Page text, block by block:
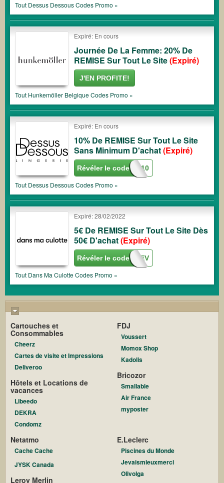
Tout Dessus DessousCodes Promo »
Expiré: En cours
Journée De La Femme: 20% De
REMISE Sur Tout Le Site(Expiré)
J'EN PROFITE!
Tout Hunkemöller BelgiqueCodes Promo »
Expiré: En cours
10% De REMISE Sur Tout Le Site
Sans Minimum D'achat(Expiré)
SHOP10
Révéler le code
Tout Dessus DessousCodes Promo »
Expiré: 28/02/2022
5€ De REMISE Sur Tout Le Site Dès
50€ D'achat(Expiré)
REDUC5FEV
Révéler le code
Tout Dans Ma CulotteCodes Promo »
Cartouches et
Consommables
Cheerz
Cartes de visite et Impressions
Deliveroo
Hôtels et Locations de
vacances
Libeedo
DEKRA
Condomz
FDJ
Voussert
Momox Shop
Kadolis
Bricozor
Smallable
Air France
myposter
Netatmo
Cache Cache
JYSK Canada
Leroy Merlin
E.Leclerc
Piscines du Monde
Jevaismieuxmerci
Olivolga